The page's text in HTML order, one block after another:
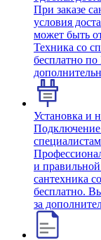
При заказе
условия
может быть
Техника со
бесплатно
Установка и
Подключение
и
сантехника
бесплатно.
за